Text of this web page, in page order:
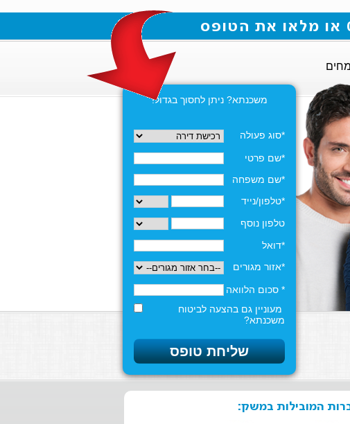
משכנתא? ניתן לחסוך בגדול!
*סוג פעולה
*שם פרטי
*שם משפחה
*טלפון/נייד
טלפון נוסף
*דואל
*אזור מגורים
* סכום הלוואה
מעוניין גם בהצעה לביטוח
משכנתא?
המובילות במשק: